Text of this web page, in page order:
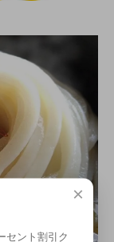
×
セント割引ク